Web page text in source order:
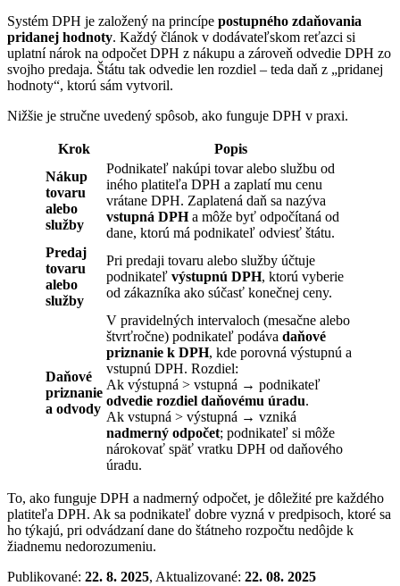
Systém DPH je založený na princípe postupného zdaňovania
pridanej hodnoty. Každý článok v dodávateľskom reťazci si
uplatní nárok na odpočet DPH z nákupu a zároveň odvedie DPH zo
svojho predaja. Štátu tak odvedie len rozdiel – teda daň z „pridanej
hodnoty“, ktorú sám vytvoril.
Nižšie je stručne uvedený spôsob, ako funguje DPH v praxi.
Krok
Popis
Nákup
tovaru
alebo
služby
Podnikateľ nakúpi tovar alebo službu od
iného platiteľa DPH a zaplatí mu cenu
vrátane DPH. Zaplatená daň sa nazýva
vstupná DPHa môže byť odpočítaná od
dane, ktorú má podnikateľ odviesť štátu.
Predaj
tovaru
alebo
služby
Pri predaji tovaru alebo služby účtuje
podnikateľ výstupnú DPH, ktorú vyberie
od zákazníka ako súčasť konečnej ceny.
Daňové
priznanie
a odvody
V pravidelných intervaloch (mesačne alebo
štvrťročne) podnikateľ podáva daňové
priznanie k DPH, kde porovná výstupnú a
vstupnú DPH. Rozdiel:
Ak výstupná > vstupná → podnikateľ
odvedie rozdiel daňovému úradu.
Ak vstupná > výstupná → vzniká
nadmerný odpočet; podnikateľ si môže
nárokovať späť vratku DPH od daňového
úradu.
To, ako funguje DPH a nadmerný odpočet, je dôležité pre každého
platiteľa DPH. Ak sa podnikateľ dobre vyzná v predpisoch, ktoré sa
ho týkajú, pri odvádzaní dane do štátneho rozpočtu nedôjde k
žiadnemu nedorozumeniu.
Publikované: 22. 8. 2025, Aktualizované: 22. 08. 2025